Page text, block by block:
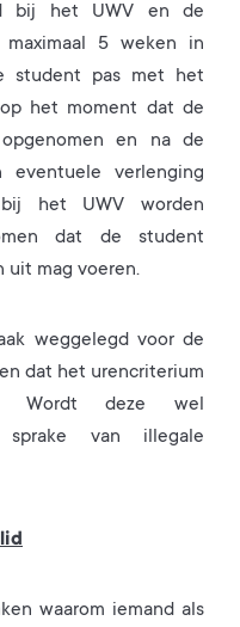
bij het UWV en de
5 weken in
student pas met het
het moment dat de
en na de
eventuele verlenging
het UWV worden
dat de student
uit mag voeren.
weggelegd voor de
dat het urencriterium
Wordt deze wel
van illegale
waarom iemand als